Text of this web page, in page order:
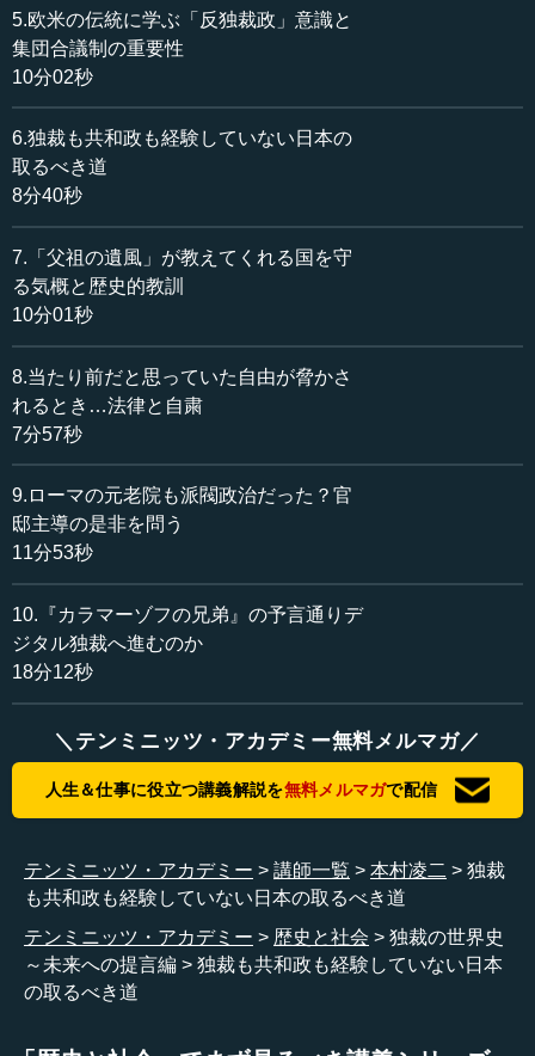
家が増えてきたところがあります。
そういうときに、ローマの場合には元老院の政治がいい
この時代において共和政的な部分をどう構築していくかと
いうのは、けっこう難しいのかという感じがあります。
例えば日本の近代国家で一ついえるのは、戦後も続いて
いることですが、間接民主政なので、選挙はするけれども
基本的には代議士の人が見識を持ってやるのだという前提
があったことだと思います。また、近代官僚制が一種のエ
リート集団としての矜持を持ってやってきたところもある
と思います。
しかし、各国がそうだと思いますが、いずれもやや信頼
を失いつつあります。そのような中で、新たに共和政的な
生はいかにお考えでしょうか。
本村 前々回、独裁政的なものの取り入れについて、緊急
事態・非常事態の期間に限っては必要であるが、永続して
はいけないという話をしました。一旦味を占めれば単独支
配が起こるからなのですが、日本はその悪さもあまり見て
おりません。だから、共和政的なものを日本で根づかせて
いくのは非常に困難です。
かつて独裁政が強固だった欧米では、集団合議体制とし
ての共和政の必要性が古くから認められてきました。その
ことを、われわれは歴史的経験として持っていない。それ
をどう根付かせるのかといっても、経験としては持ってい
す。
だというように思ってきたけれども、どうも独裁政的なも
のにも、共和政・貴族政的なものにも、それぞれに良い面
がある。それが戦後75年の経験の中で培われてきたことだ
5.欧米の伝統に学ぶ「反独裁政」意識と
集団合議制の重要性
10分02秒
6.独裁も共和政も経験していない日本の
取るべき道
8分40秒
7.「父祖の遺風」が教えてくれる国を守
る気概と歴史的教訓
10分01秒
8.当たり前だと思っていた自由が脅かさ
れるとき…法律と自粛
7分57秒
9.ローマの元老院も派閥政治だった？官
邸主導の是非を問う
11分53秒
10.『カラマーゾフの兄弟』の予言通りデ
ジタル独裁へ進むのか
18分12秒
＼テンミニッツ・アカデミー無料メルマガ／
人生＆仕事に役立つ講義解説を無料メルマガで配信
テンミニッツ・アカデミー 講師一覧 本村凌二
独裁
も共和政も経験していない日本の取るべき道
テンミニッツ・アカデミー
歴史と社会
独裁の世界史
～未来への提言編
独裁も共和政も経験していない日本
の取るべき道